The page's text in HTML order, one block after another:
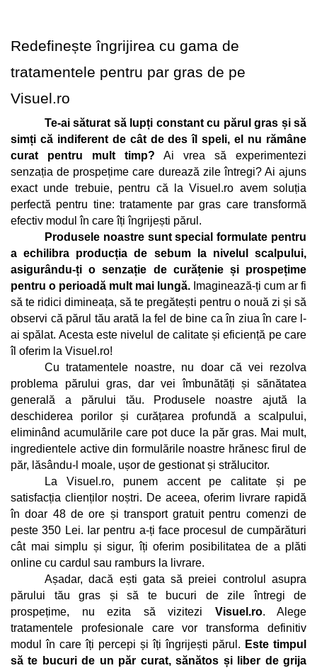
Redefinește îngrijirea cu gama de
tratamentele pentru par gras de pe
Visuel.ro
Te-ai săturat să lupți constant cu părul gras și să
simți că indiferent de cât de des îl speli, el nu rămâne
curat pentru mult timp? Ai vrea să experimentezi
senzația de prospețime care durează zile întregi? Ai ajuns
exact unde trebuie, pentru că la Visuel.ro avem soluția
perfectă pentru tine: tratamente par gras care transformă
efectiv modul în care îți îngrijești părul.
Produsele noastre sunt special formulate pentru
a echilibra producția de sebum la nivelul scalpului,
asigurându-ți o senzație de curățenie și prospețime
pentru o perioadă mult mai lungă. Imaginează-ți cum ar fi
să te ridici dimineața, să te pregătești pentru o nouă zi și să
observi că părul tău arată la fel de bine ca în ziua în care l-
ai spălat. Acesta este nivelul de calitate și eficiență pe care
îl oferim la Visuel.ro!
Cu tratamentele noastre, nu doar că vei rezolva
problema părului gras, dar vei îmbunătăți și sănătatea
generală a părului tău. Produsele noastre ajută la
deschiderea porilor și curățarea profundă a scalpului,
eliminând acumulările care pot duce la păr gras. Mai mult,
ingredientele active din formulările noastre hrănesc firul de
păr, lăsându-l moale, ușor de gestionat și strălucitor.
La Visuel.ro, punem accent pe calitate și pe
satisfacția clienților noștri. De aceea, oferim livrare rapidă
în doar 48 de ore și transport gratuit pentru comenzi de
peste 350 Lei. Iar pentru a-ți face procesul de cumpărături
cât mai simplu și sigur, îți oferim posibilitatea de a plăti
online cu cardul sau ramburs la livrare.
Așadar, dacă ești gata să preiei controlul asupra
părului tău gras și să te bucuri de zile întregi de
prospețime, nu ezita să vizitezi Visuel.ro. Alege
tratamentele profesionale care vor transforma definitiv
modul în care îți percepi și îți îngrijești părul. Este timpul
să te bucuri de un păr curat, sănătos și liber de grija